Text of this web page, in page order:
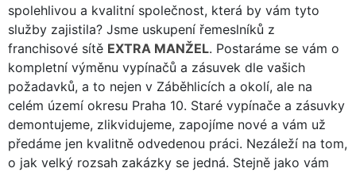
spolehlivou a kvalitní společnost, která by vám tyto
služby zajistila? Jsme uskupení řemeslníků z
franchisové sítě EXTRA MANŽEL. Postaráme se vám o
kompletní výměnu vypínačů a zásuvek dle vašich
požadavků, a to nejen v Záběhlicích a okolí, ale na
celém území okresu Praha 10. Staré vypínače a zásuvky
demontujeme, zlikvidujeme, zapojíme nové a vám už
předáme jen kvalitně odvedenou práci. Nezáleží na tom,
o jak velký rozsah zakázky se jedná. Stejně jako vám